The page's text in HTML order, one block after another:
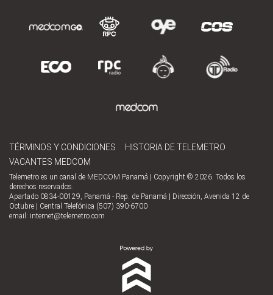
TÉRMINOS Y CONDICIONES
HISTORIA DE TELEMETRO
VACANTES MEDCOM
Telemetro es un canal de MEDCOM Panamá | Copyright © 2026. Todos los
derechos reservados.
Apartado 0834-00129, Panamá - Rep. de Panamá | Dirección, Avenida 12 de
Octubre | Central Telefónica (507) 390-6700
email: internet@telemetro.com